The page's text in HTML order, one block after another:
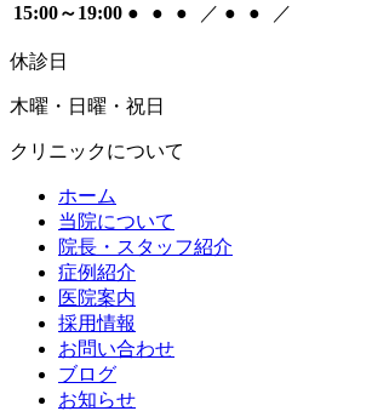
15:00～19:00 ● ● ● ／ ● ● ／
休診日
木曜・日曜・祝日
クリニックについて
ホーム
当院について
院長・スタッフ紹介
症例紹介
医院案内
採用情報
お問い合わせ
ブログ
お知らせ